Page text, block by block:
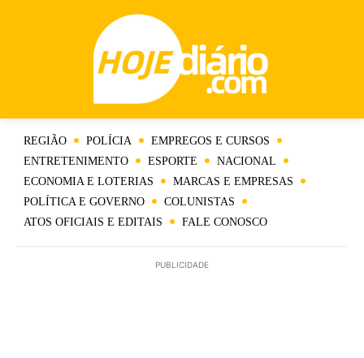
REGIÃO POLÍCIA
EMPREGOS E CURSOS
ENTRETENIMENTO
ESPORTE
NACIONAL
ECONOMIA E LOTERIAS
MARCAS E EMPRESAS
POLÍTICA E GOVERNO
COLUNISTAS
ATOS OFICIAIS E EDITAIS
FALE CONOSCO
PUBLICIDADE